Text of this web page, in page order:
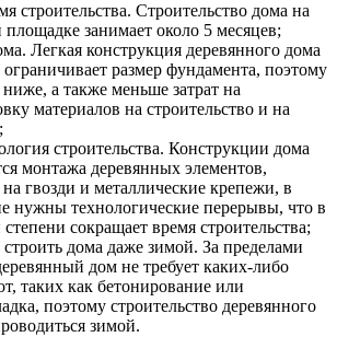
строительства. Строительство дома на
площадке занимает около 5 месяцев;
Легкая конструкция деревянного дома
размер фундамента, поэтому
а также меньше затрат на
материалов на строительство и на
строительства. Конструкции дома
монтажа деревянных элементов,
гвозди и металлические крепежи, в
нужны технологические перерывы, что в
сокращает время строительства;
дома даже зимой. За пределами
дом не требует каких-либо
таких как бетонирование или
поэтому строительство деревянного
зимой.